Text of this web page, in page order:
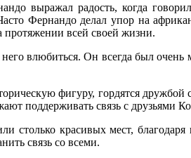
выражал радость, когда
Фернандо делал упор на
всей своей жизни.
влюбиться. Он всегда был
фигуру, гордятся
поддерживать связь с друзьями
красивых мест, благодаря
связь со всеми.